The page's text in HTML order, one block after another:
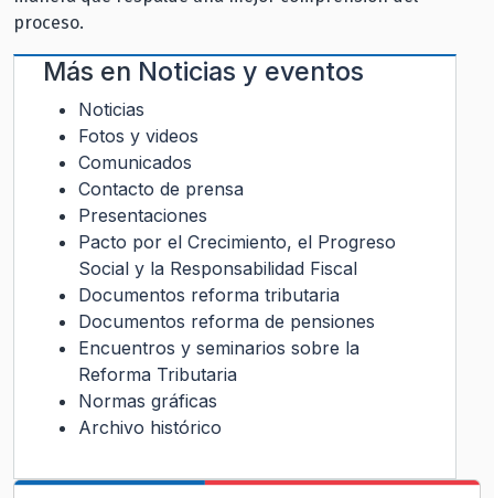
proceso.
Más en Noticias y eventos
Noticias
Fotos y videos
Comunicados
Contacto de prensa
Presentaciones
Pacto por el Crecimiento, el Progreso
Social y la Responsabilidad Fiscal
Documentos reforma tributaria
Documentos reforma de pensiones
Encuentros y seminarios sobre la
Reforma Tributaria
Normas gráficas
Archivo histórico